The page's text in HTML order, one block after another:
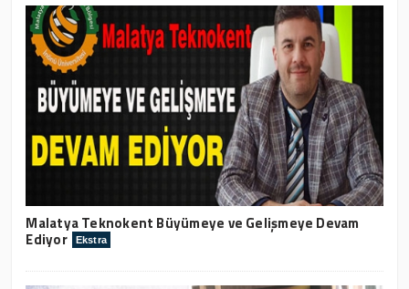
Malatya Teknokent Büyümeye ve Gelişmeye Devam
Ediyor Ekstra